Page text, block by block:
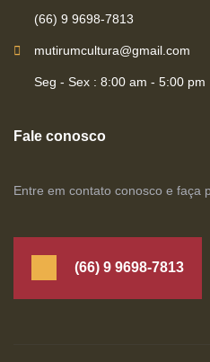
(66) 9 9698-7813
mutirumcultura@gmail.com
Seg - Sex : 8:00 am - 5:00 pm
Fale conosco
Entre em contato conosco e faça
(66) 9 9698-7813